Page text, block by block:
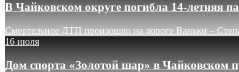
В Чайковском округе погибла 14-летняя
Смертельное ДТП произошло на дороге Ваньки –
16 июля
Дом спорта «Золотой шар» в Чайковском